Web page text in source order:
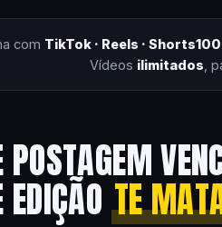
com TikTok · Reels · Shorts
Vídeos ilimitados ,
TE